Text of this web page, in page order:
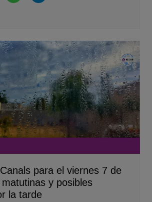
para el viernes 7 de
y posibles
la tarde